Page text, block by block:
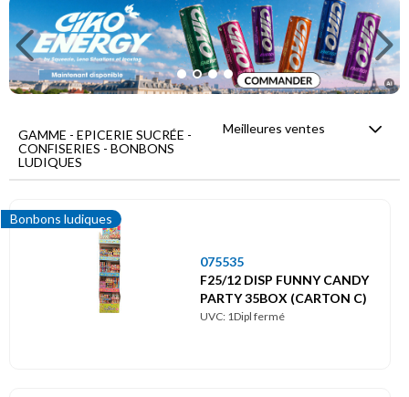
Promotions
Déstockage
Menu
principal
sucrée
Previous
GAMME - EPICERIE SUCRÉE -
CONFISERIES - BONBONS
LUDIQUES
Meilleures ventes
Bonbons ludiques
075535
F25/12 DISP FUNNY CANDY
PARTY 35BOX (CARTON C)
UVC: 1Dipl fermé